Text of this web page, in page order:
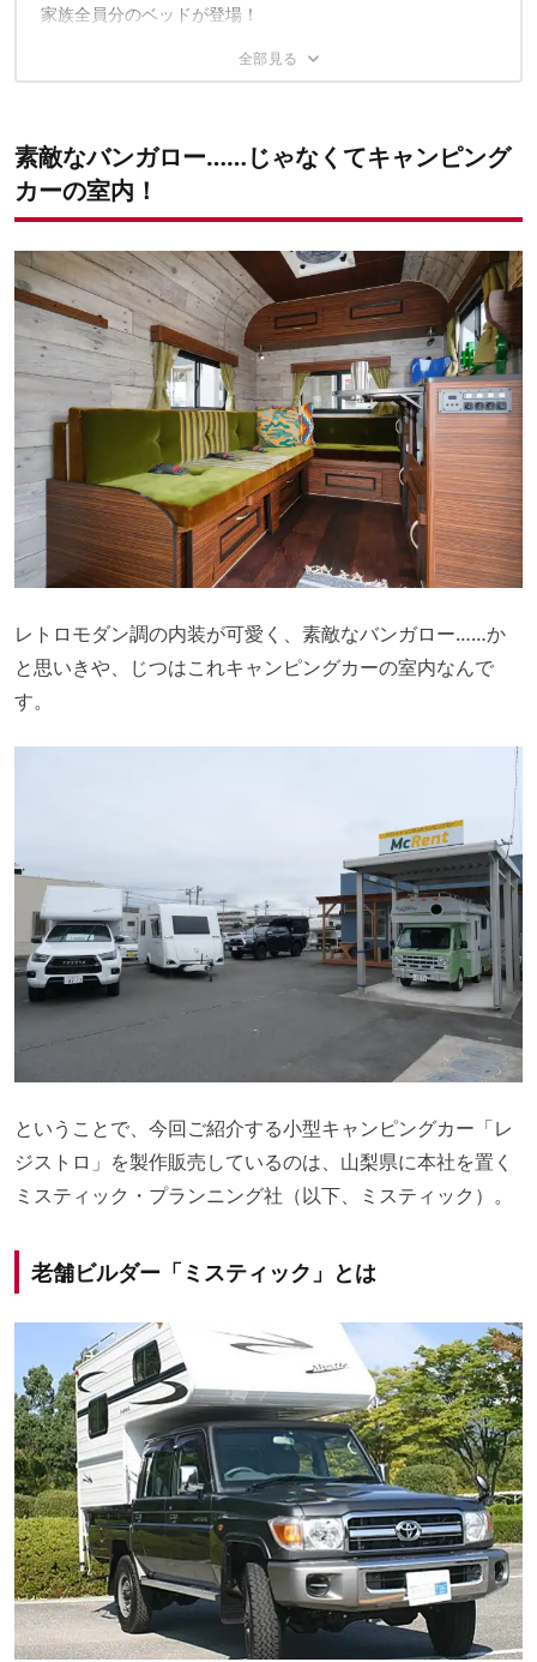
高級感ある折り畳み式テーブルも
コンパクトながら本格的なキッチンも
家族全員分のベッドが登場！
特別仕様で外観もかわいく！
主要スペック
問い合わせ先
素敵なバンガロー……じゃなくてキャンピング
カーの室内！
レトロモダン調の内装が可愛く、素敵なバンガロー……か
と思いきや、じつはこれキャンピングカーの室内なんで
す。
ということで、今回ご紹介する小型キャンピングカー「レ
ジストロ」を製作販売しているのは、山梨県に本社を置く
ミスティック・プランニング社（以下、ミスティック）。
老舗ビルダー「ミスティック」とは